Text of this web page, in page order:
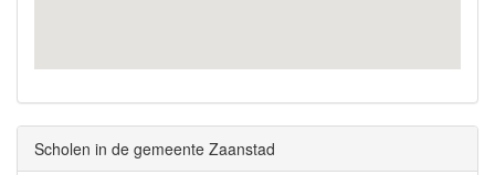
Scholen in de gemeente Zaanstad